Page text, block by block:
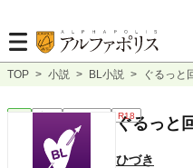
TOP > 小説 > BL小説 > ぐるっと
完結 ｼｮｰﾄｼｮｰﾄ R18
ぐるっと
ひづき